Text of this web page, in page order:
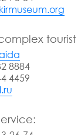
8884
4459